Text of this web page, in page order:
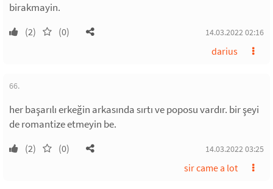
birakmayin.
(2) (0) 14.03.2022 02:16
darius
66.
her başarılı erkeğin arkasında sırtı ve poposu vardır. bir şeyi
de romantize etmeyin be.
(2) (0) 14.03.2022 03:25
sir came a lot